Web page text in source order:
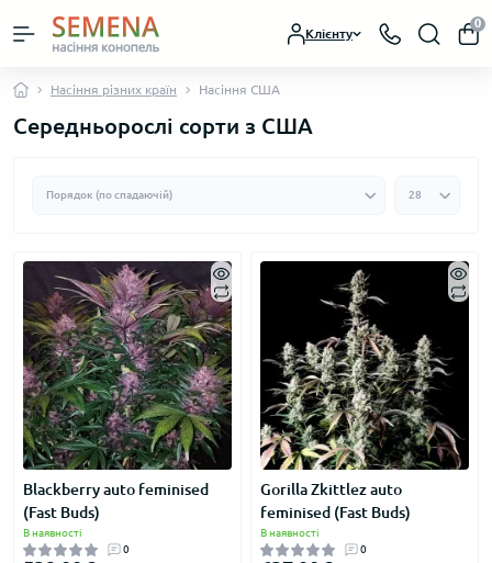
Клієнту
0
Насіння різних країн Насіння США
Середньорослі сорти з США
Blackberry auto feminised
(Fast Buds)
В наявності
0
Gorilla Zkittlez auto
feminised (Fast Buds)
В наявності
0